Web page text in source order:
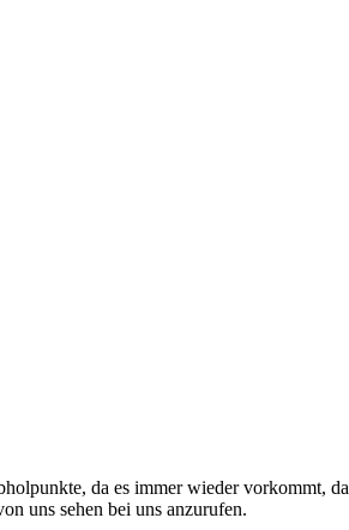
da es immer wieder
uns sehen bei uns anzurufen.